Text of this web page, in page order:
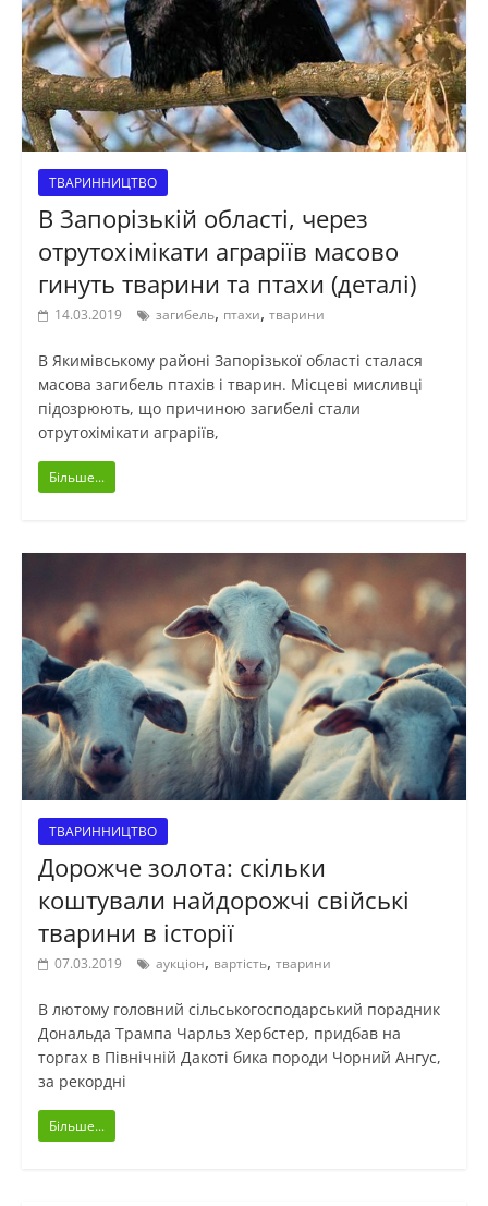
ТВАРИННИЦТВО
В Запорізькій області, через
отрутохімікати аграріїв масово
гинуть тварини та птахи (деталі)
14.03.2019 загибель, птахи, тварини
В Якимівському районі Запорізької області сталася
масова загибель птахів і тварин. Місцеві мисливці
підозрюють, що причиною загибелі стали
отрутохімікати аграріїв,
Більше...
ТВАРИННИЦТВО
Дорожче золота: скільки
коштували найдорожчі свійські
тварини в історії
07.03.2019 аукціон, вартість, тварини
В лютому головний сільськогосподарський порадник
Дональда Трампа Чарльз Хербстер, придбав на
торгах в Північній Дакоті бика породи Чорний Ангус,
за рекордні
Більше...